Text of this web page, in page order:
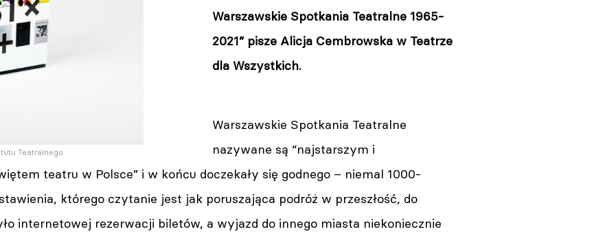
Teatralnego
Warszawskie Spotkania Teatralne 1965-
2021” pisze Alicja Cembrowska w Teatrze
dla Wszystkich.
Warszawskie Spotkania Teatralne
nazywane są “najstarszym i
teatru w Polsce” i w końcu doczekały się godnego – niemal 1000-
którego czytanie jest jak poruszająca podróż w przeszłość, do
internetowej rezerwacji biletów, a wyjazd do innego miasta niekoniecznie